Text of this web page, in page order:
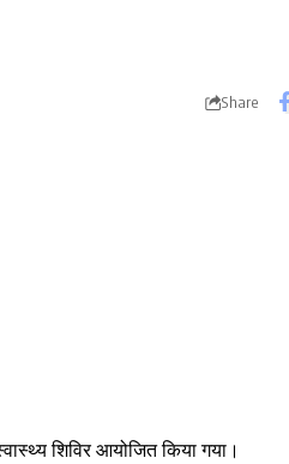
Share
शिविर आयोजित किया गया।